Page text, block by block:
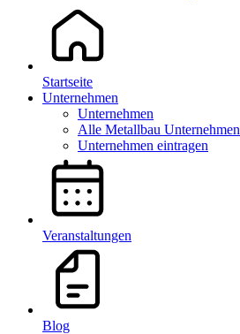
Startseite
Unternehmen
Unternehmen
Alle Metallbau Unternehmen
Unternehmen eintragen
Veranstaltungen
Blog